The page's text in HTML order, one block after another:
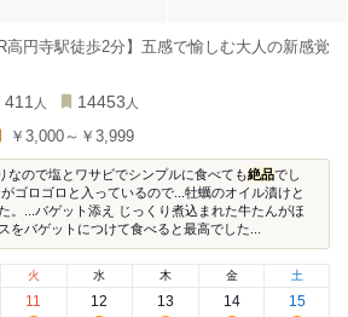
高円寺駅徒歩2分】五感で愉しむ大人の新感覚
411 人 14453 人
￥3,000～￥3,999
なので塩とワサビでシンプルに食べても絶品でし
ゴロゴロと入っているので...牡蠣のオイル漬けと
。...バゲット添え じっくり煮込まれた牛たんがほ
をバゲットにつけて食べると最高でした...
火
11
水
12
木
13
金
14
土
15